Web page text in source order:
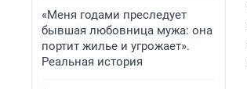
«Меня годами преследует
бывшая любовница мужа: она
портит жилье и угрожает».
Реальная история